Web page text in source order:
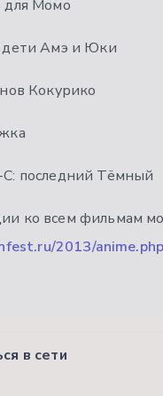
для Момо
дети Амэ и Юки
Кокурико
C: последний Тёмный
ко всем фильмам
2013/anime.php
в сети